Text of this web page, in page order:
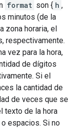
format son { h ,
minutos (de la
zona horaria, el
respectivamente.
vez para la hora,
de dígitos
Si el
la cantidad de
de veces que se
texto de la hora
espacios. Si no